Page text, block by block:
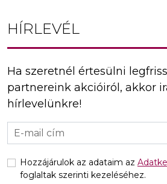
HÍRLEVÉL
Ha szeretnél értesülni
partnereink akcióiról, akkor
hírlevelünkre!
Hozzájárulok az adataim az
foglaltak szerinti kezeléséhez.